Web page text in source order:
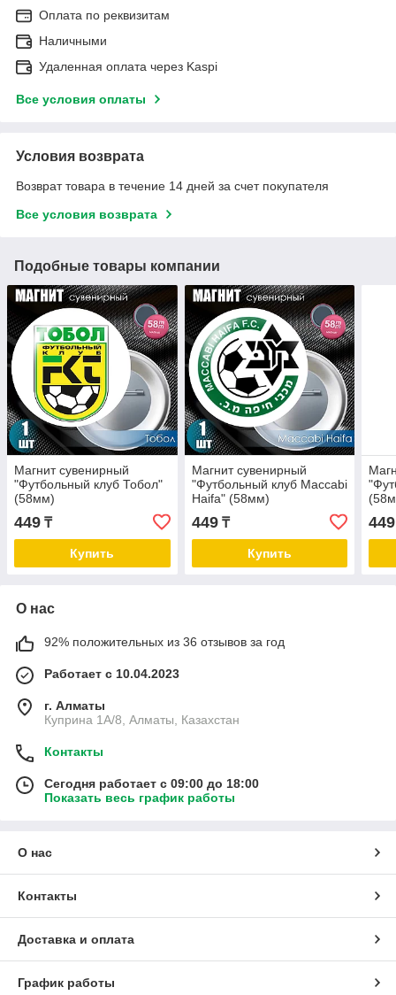
Оплата по реквизитам
Наличными
Удаленная оплата через Kaspi
Все условия оплаты
Условия возврата
Возврат товара в течение 14 дней за счет покупателя
Все условия возврата
Подобные товары компании
Магнит сувенирный
"Футбольный клуб Тобол"
(58мм)
449 ₸
Купить
Магнит сувенирный
"Футбольный клуб Maccabi
Haifa" (58мм)
449₸
Купить
449
О нас
92% положительных из 36 отзывов за год
Работает с 10.04.2023
г. Алматы
Куприна 1A/8, Алматы, Казахстан
Контакты
Сегодня работает с 09:00 до 18:00
Показать весь график работы
О нас
Контакты
Доставка и оплата
График работы